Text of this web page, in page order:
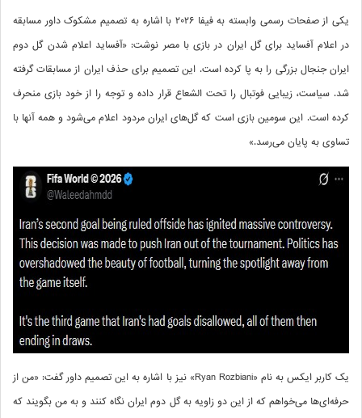
یکی از صفحات رسمی وابسته به فیفا ۲۰۲۶ با اشاره به تصمیم مشکوک داور مسابقه
در اعلام آفساید برای گل ایران در بازی با مصر نوشت: «آفساید اعلام شدن گل دوم
ایران جنجال بزرگی را به پا کرده است. این تصمیم برای حذف ایران از مسابقات گرفته
شد. سیاست، زیبایی فوتبال را تحت الشعاع قرار داده و توجه را از خود بازی منحرف
کرده است. این سومین بازی است که گل‌های ایران مردود اعلام می‌شود و همه آنها با
تساوی به پایان می‌رسد.»
یک کاربر ایکس به نام «Ryan Rozbiani» نیز با اشاره به این تصمیم داور گفت: «من از
حرفه‌ای‌ها می‌خواهم که از این دو زاویه به گل دوم ایران نگاه کنند و به من بگویند که